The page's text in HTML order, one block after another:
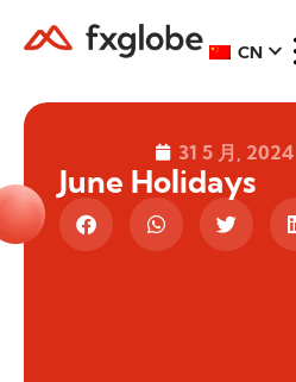
CN
31 5 月, 2024
June Holidays